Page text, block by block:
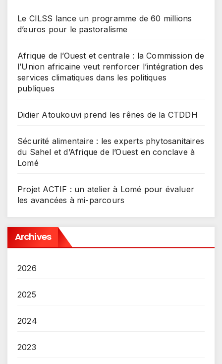
Le CILSS lance un programme de 60 millions
d’euros pour le pastoralisme
Afrique de l’Ouest et centrale : la Commission de
l’Union africaine veut renforcer l’intégration des
services climatiques dans les politiques
publiques
Didier Atoukouvi prend les rênes de la CTDDH
Sécurité alimentaire : les experts phytosanitaires
du Sahel et d’Afrique de l’Ouest en conclave à
Lomé
Projet ACTIF : un atelier à Lomé pour évaluer
les avancées à mi-parcours
Archives
2026
2025
2024
2023